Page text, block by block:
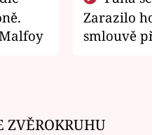
Zarazilo
smlouvě
ZVĚROKRUHU